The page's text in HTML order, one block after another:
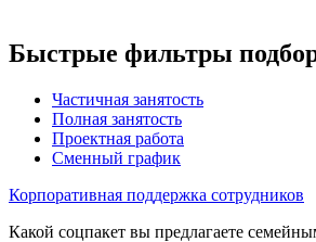
Быстрые фильтры
Частичная занятость
Полная занятость
Проектная работа
Сменный график
Корпоративная поддержка сотрудников
Какой соцпакет вы предлагаете